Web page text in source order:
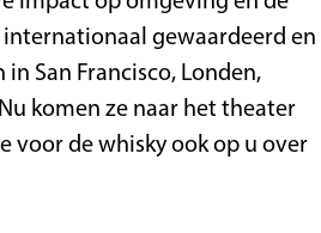
internationaal gewaardeerd en
San Francisco, Londen,
komen ze naar het theater
voor de whisky ook op u over